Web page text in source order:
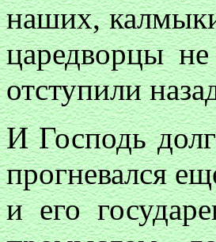
наших,
царедворцы
отступили
И Господь
прогневался
и его